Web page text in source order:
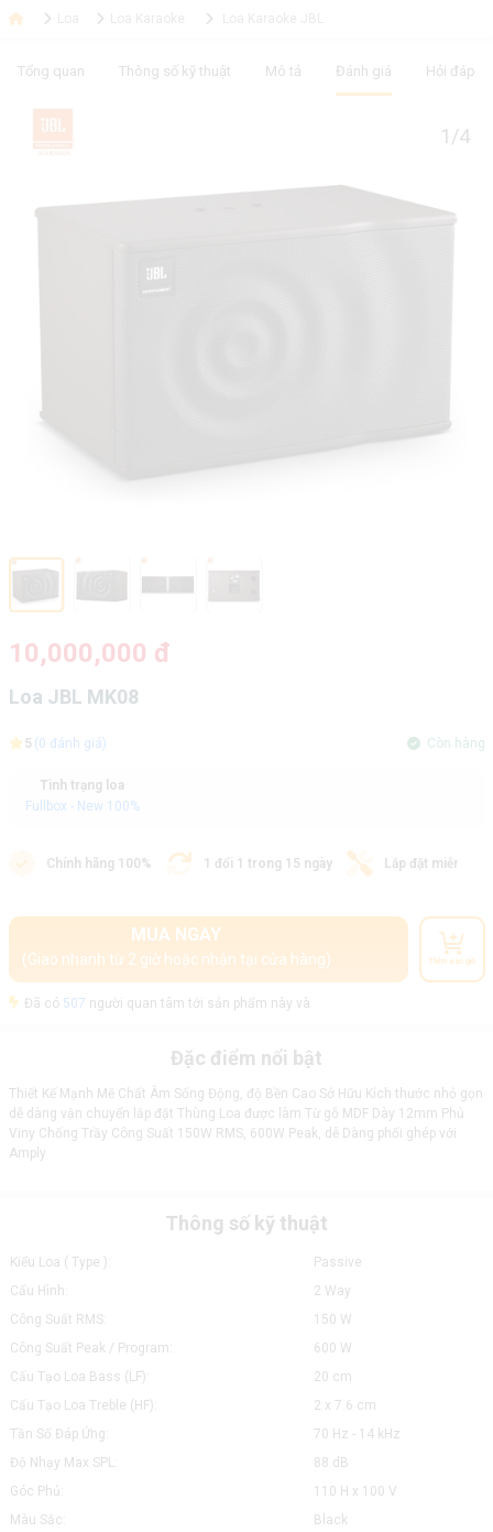
Tổng quan Thông số kỹ thuật Mô tả Đánh giá Hỏi đáp
1/4
10,000,000 đ
Loa JBL MK08
5 (0 đánh giá) Còn hàng
Tình trạng loa
Fullbox - New 100%
Chính hãng 100% 1 đổi 1 trong 15 ngày Lắp đặt miễn phí
MUA NGAY
(Giao nhanh từ 2 giờ hoặc nhận tại cửa hàng) Thêm vào giỏ
Đã có 507 người quan tâm tới sản phẩm này và
Đặc điểm nổi bật
Thiết Kế Mạnh Mẽ Chất Âm Sống Động, độ Bền Cao Sở Hữu Kích thước nhỏ gọn
dễ dàng vận chuyển lắp đặt Thùng Loa được làm Từ gỗ MDF Dày 12mm Phủ
Viny Chống Trầy Công Suất 150W RMS, 600W Peak, dễ Dàng phối ghép với
Amply
Thông số kỹ thuật
Kiểu Loa ( Type ):
Passive
Cấu Hình:
2 Way
Công Suất RMS:
150 W
Công Suất Peak / Program:
600 W
Cấu Tạo Loa Bass (LF):
20 cm
Cấu Tạo Loa Treble (HF):
2 x 7.6 cm
Tần Số Đáp Ứng:
70 Hz - 14 kHz
Độ Nhạy Max SPL:
88 dB
Góc Phủ:
110 H x 100 V
Màu Sắc:
Black